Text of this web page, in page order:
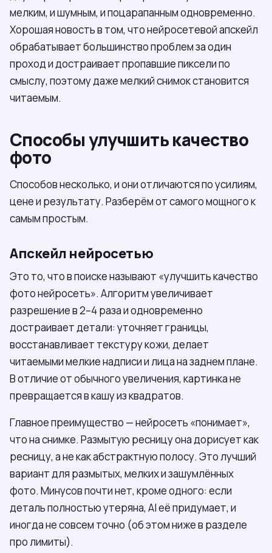
мелким, и шумным, и поцарапанным одновременно.
Хорошая новость в том, что нейросетевой апскейл
обрабатывает большинство проблем за один
проход и достраивает пропавшие пиксели по
смыслу, поэтому даже мелкий снимок становится
читаемым.
Способы улучшить качество
фото
Способов несколько, и они отличаются по усилиям,
цене и результату. Разберём от самого мощного к
самым простым.
Апскейл нейросетью
Это то, что в поиске называют «улучшить качество
фото нейросеть». Алгоритм увеличивает
разрешение в 2–4 раза и одновременно
достраивает детали: уточняет границы,
восстанавливает текстуру кожи, делает
читаемыми мелкие надписи и лица на заднем плане.
В отличие от обычного увеличения, картинка не
превращается в кашу из квадратов.
Главное преимущество — нейросеть «понимает»,
что на снимке. Размытую ресницу она дорисует как
ресницу, а не как абстрактную полосу. Это лучший
вариант для размытых, мелких и зашумлённых
фото. Минусов почти нет, кроме одного: если
деталь полностью утеряна, AI её придумает, и
иногда не совсем точно (об этом ниже в разделе
про лимиты).